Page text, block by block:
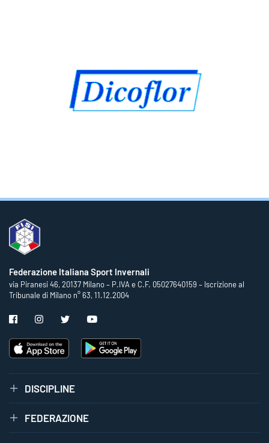
Federazione Italiana Sport Invernali
via Piranesi 46, 20137 Milano – P.IVA e C.F. 05027640159 – Iscrizione al
Tribunale di Milano n° 63, 11.12.2004
DISCIPLINE
FEDERAZIONE